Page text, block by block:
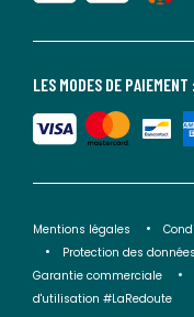
LES MODES DE PAIEMENT :
Mentions légales
Protection des
Garantie commerciale
d'utilisation #LaRedoute